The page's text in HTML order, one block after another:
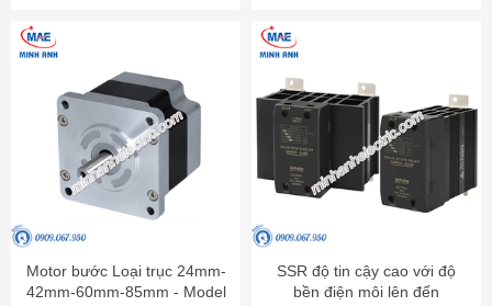
Motor bước Loại trục 24mm-
42mm-60mm-85mm - Model
SSR độ tin cậy cao với độ
bền điện môi lên đến